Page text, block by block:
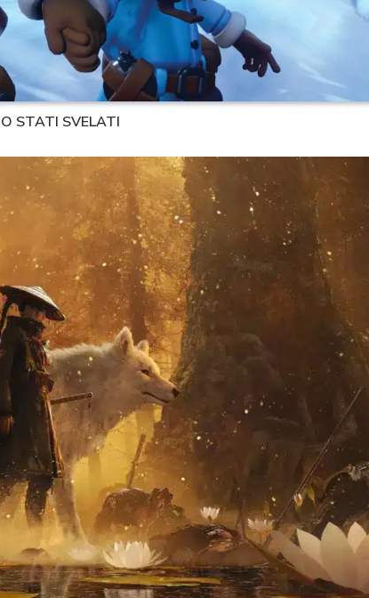
STATI SVELATI